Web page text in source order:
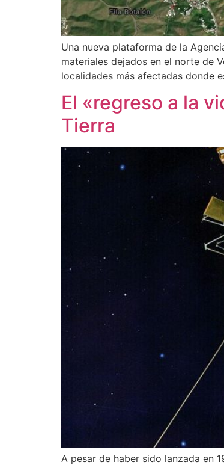
Una nueva plataforma de la
materiales dejados en el norte de
localidades más afectadas donde
El «regreso a la
Tierra
A pesar de haber sido lanzada en